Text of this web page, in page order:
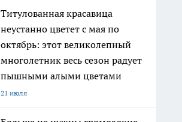
Титулованная красавица
неустанно цветет с мая по
октябрь: этот великолепный
многолетник весь сезон радует
пышными алыми цветами
21 июля